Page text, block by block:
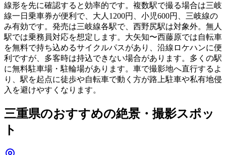
線形を先に確認すると効率的です。複数駅で撮る場合は三岐
線一日乗車券が便利で、大人1200円、小児600円、三岐線の
み有効です。発売は三岐線各駅で、西野尻駅は対象外。無人
駅では乗務員対応を想定します。大矢知〜西藤原では自転車
を無料で持ち込めるサイクルパスがあり、沿線ロケハンに便
利ですが、多客時は持込できない場合があります。多くの駅
に無料駐車場・駐輪場があります。車で撮影地へ直行するよ
り、駅を起点に徒歩や自転車で動く方が路上駐車や私有地侵
入を避けやすくなります。
三重県のおすすめの絶景・撮影スポッ
ト